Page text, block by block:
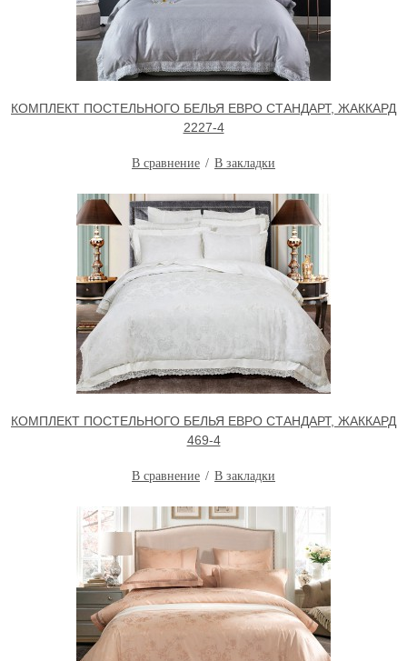
КОМПЛЕКТ ПОСТЕЛЬНОГО БЕЛЬЯ ЕВРО СТАНДАРТ, ЖАККАРД
2227-4
В сравнение В закладки
КОМПЛЕКТ ПОСТЕЛЬНОГО БЕЛЬЯ ЕВРО СТАНДАРТ, ЖАККАРД
469-4
В сравнение В закладки